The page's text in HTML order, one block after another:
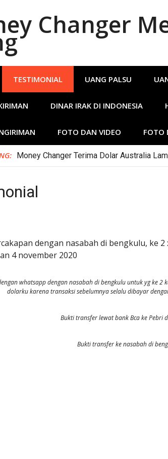
Changer
TESTIMONIAL UANG PALSU
DINAR IRAK DI INDONESIA
FOTO DAN VIDEO FOTO
Money Changer Terima Dolar Australia
dengan nasabah di bengkulu, ke
4 november 2020
whatsapp dengan nasabah di bengkulu untuk yg ke
dolarku karena transaksi sebelumnya selalu dibayar
Bukti transfer lewat bank Bca ke Pebri
Bukti transfer ke nasabah di